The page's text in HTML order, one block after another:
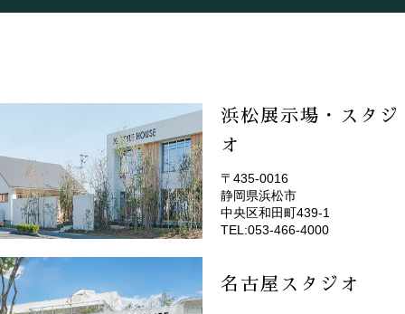
浜松展示場・スタジ
オ
(EMOTOP浜松)
〒435-0016
静岡県浜松市
中央区和田町439-1
TEL:053-466-4000
名古屋スタジオ